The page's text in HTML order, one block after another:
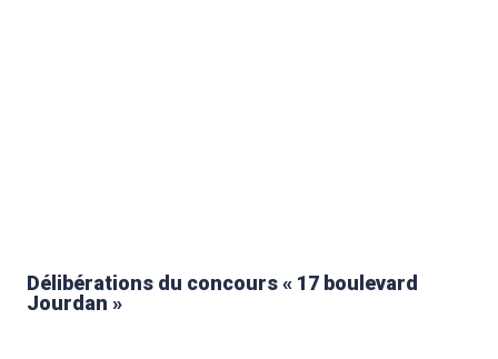
Délibérations du concours « 17 boulevard
Jourdan »